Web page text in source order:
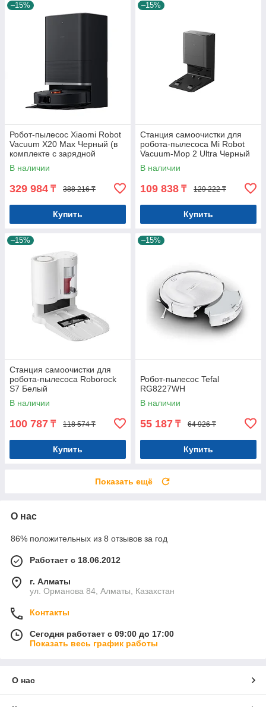
–15%
Робот-пылесос Xiaomi Robot
Vacuum X20 Max Черный (в
комплекте с зарядной
станцией D109-JZEU)
В наличии
329 984 ₸ 388 216 ₸
Купить
–15%
Станция самоочистки для
робота-пылесоса Mi Robot
Vacuum-Mop 2 Ultra Черный
(STYTJ05ZHMHWJC)
В наличии
109 838 ₸ 129 222 ₸
Купить
–15%
Станция самоочистки для
робота-пылесоса Roborock
S7 Белый
В наличии
100 787 ₸ 118 574 ₸
Купить
–15%
Робот-пылесос Tefal
RG8227WH
В наличии
55 187 ₸ 64 926 ₸
Купить
Показать ещё
О нас
86% положительных из 8 отзывов за год
Работает с 18.06.2012
г. Алматы
ул. Орманова 84, Алматы, Казахстан
Контакты
Сегодня работает с 09:00 до 17:00
Показать весь график работы
О нас